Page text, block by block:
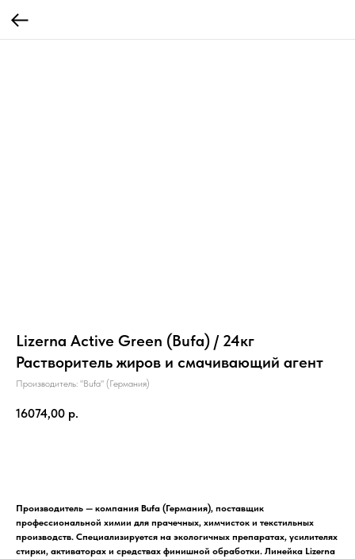
Lizerna Active Green (Bufa) / 24кг
Растворитель жиров и смачивающий агент
Производитель: "Bufa" (Германия)
16074,00 р.
Производитель — компания Bufa (Германия), поставщик
профессиональной химии для прачечных, химчисток и текстильных
производств. Специализируется на экологичных препаратах, усилителях
стирки, активаторах и средствах финишной обработки. Линейка Lizerna